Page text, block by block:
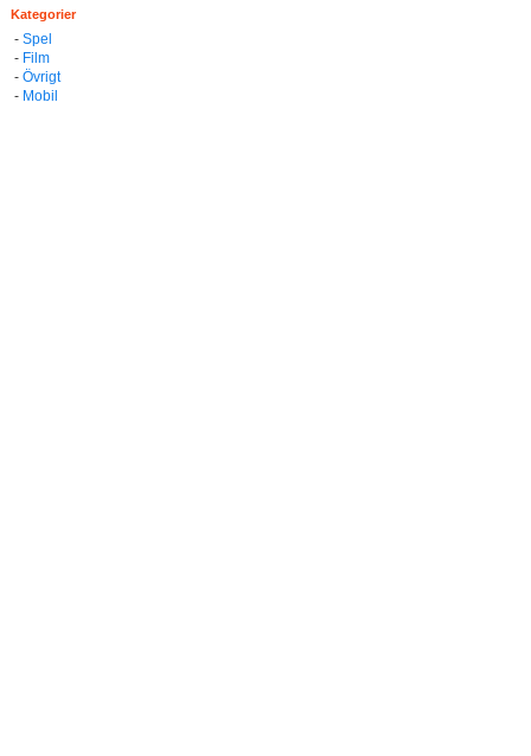
Kategorier
- Spel
- Film
- Övrigt
- Mobil